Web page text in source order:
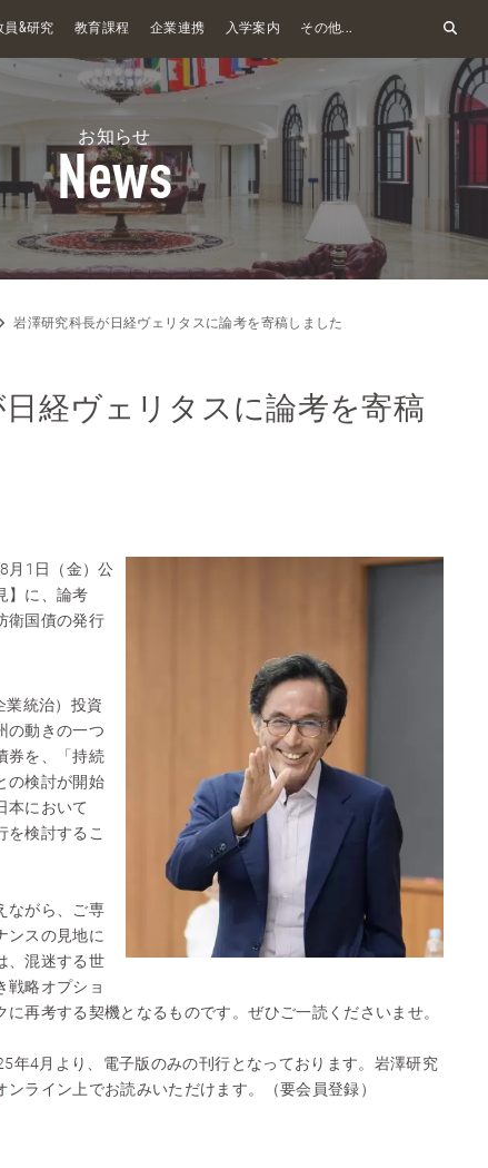
員&研究 教育課程 企業連携 入学案内 その他...
お知らせ
News
岩澤研究科長が日経ヴェリタスに論考を寄稿しました
経ヴェリタスに論考を寄稿
月1日（金）公
】に、論考
衛国債の発行
業統治）投資
の動きの一つ
券を、「持続
の検討が開始
本において
を検討するこ
ながら、ご専
ンスの見地に
、混迷する世
戦略オプショ
再考する契機となるものです。ぜひご一読くださいませ。
年4月より、電子版のみの刊行となっております。岩澤研究
ンライン上でお読みいただけます。（要会員登録）